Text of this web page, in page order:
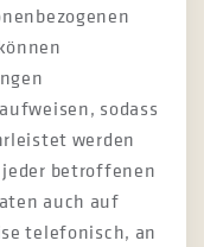
sodass
werden
betroffenen
auch auf
telefonisch, an